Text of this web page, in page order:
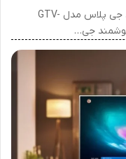
بررسی تلویزیون 40 اینچ ال ای دی هوشمند جی پلاس مدل GTV-